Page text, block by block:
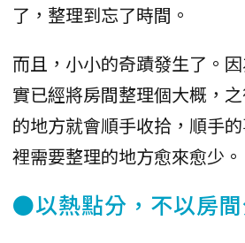
了，整理到忘了時間。
而且，小小的奇蹟發生了。
實已經將房間整理個大概，
的地方就會順手收拾，順手
裡需要整理的地方愈來愈少。
●以熱點分，不以房